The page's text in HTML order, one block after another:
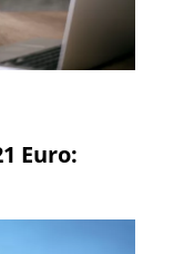
Euro: